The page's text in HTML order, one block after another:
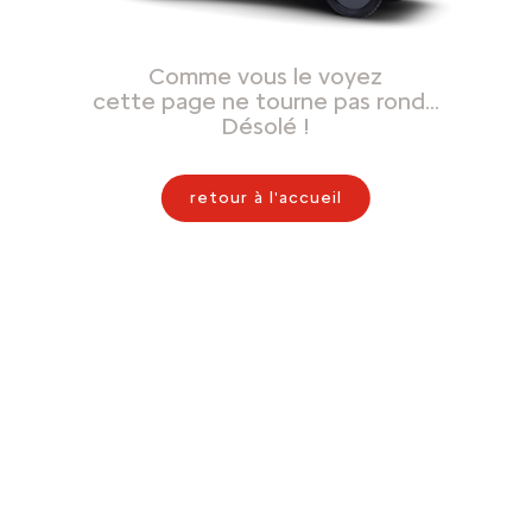
Comme vous le voyez
cette page ne tourne pas rond…
Désolé !
retour à l'accueil